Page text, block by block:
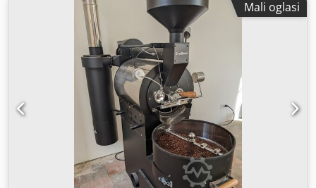
pržionica, koje mogu pržiti do 50 kg na sat. Kapacitet serije
15 kg Vrijeme pečenja 10-14 min Csdpfx Apoi Hqpuotsha
Izvor topline LPG/prirodni plin Princip pečenja Provođenje i
konvekcija Dvostruki zid bubnja Priručnik upravljačke
jedinice/PLC (opcionalno) Stroj kojim se može u potpunosti
upravljati: kontrola protoka zraka/kontrola brzine
bubnja/kontrola razine plamena Moguće spajanje na PC
Jamstvo: 2 godine Logo vaše tvrtke može se dodati na
bubanj! Možete birati bilo koju boju! Molimo kontaktirajte
nas za više pržionica i opreme za kavu!
Mali oglasi